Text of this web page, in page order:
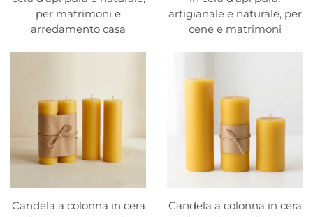
per matrimoni e
arredamento casa
artigianale e naturale, per
cene e matrimoni
Candela a colonna in cera
Candela a colonna in cera